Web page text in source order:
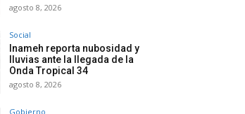
agosto 8, 2026
Social
Inameh reporta nubosidad y
lluvias ante la llegada de la
Onda Tropical 34
agosto 8, 2026
Gobierno